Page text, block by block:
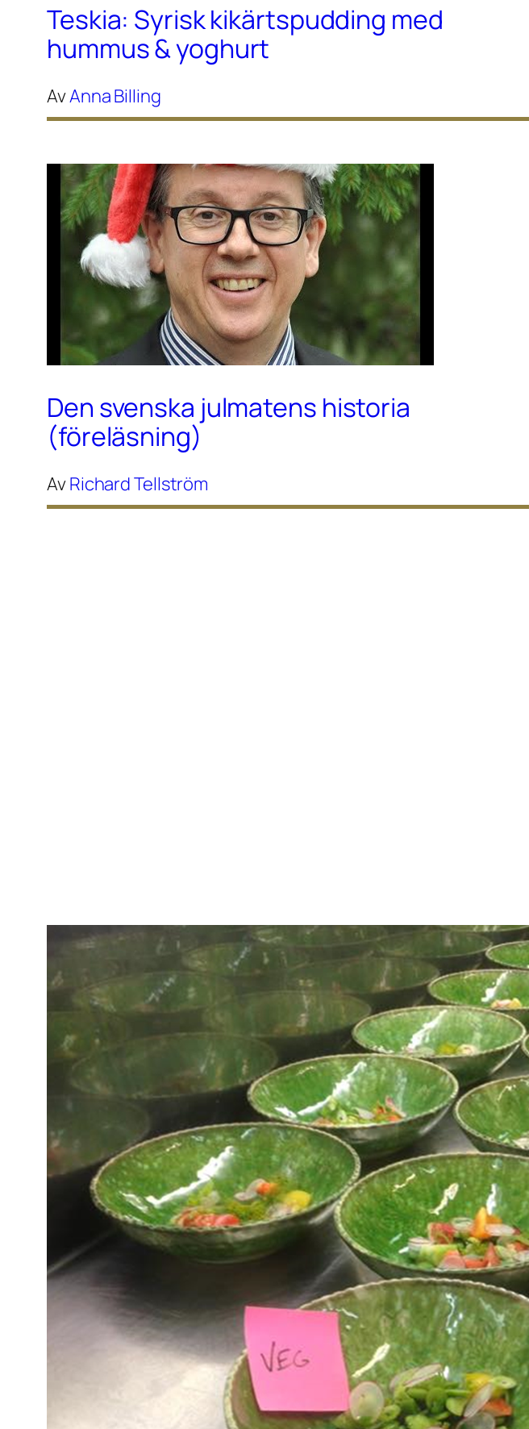
Teskia: Syrisk kikärtspudding med
hummus & yoghurt
AvAnna Billing
Den svenska julmatens historia
(föreläsning)
AvRichard Tellström